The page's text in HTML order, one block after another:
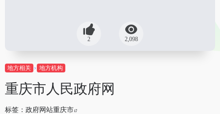
2 2,098
地方相关 地方机构
重庆市人民政府网
标签： 政府网站重庆市